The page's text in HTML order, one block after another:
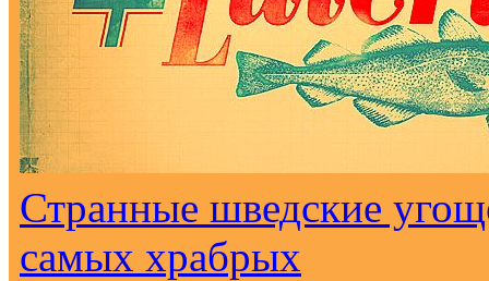
Странные шведские
самых храбрых